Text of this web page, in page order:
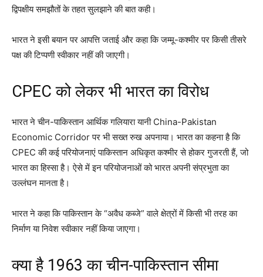
द्विपक्षीय समझौतों के तहत सुलझाने की बात कही।
भारत ने इसी बयान पर आपत्ति जताई और कहा कि जम्मू-कश्मीर पर किसी तीसरे
पक्ष की टिप्पणी स्वीकार नहीं की जाएगी।
CPEC को लेकर भी भारत का विरोध
भारत ने चीन-पाकिस्तान आर्थिक गलियारा यानी China-Pakistan
Economic Corridorपर भी सख्त रुख अपनाया। भारत का कहना है कि
CPEC की कई परियोजनाएं पाकिस्तान अधिकृत कश्मीर से होकर गुजरती हैं, जो
भारत का हिस्सा है। ऐसे में इन परियोजनाओं को भारत अपनी संप्रभुता का
उल्लंघन मानता है।
भारत ने कहा कि पाकिस्तान के “अवैध कब्जे” वाले क्षेत्रों में किसी भी तरह का
निर्माण या निवेश स्वीकार नहीं किया जाएगा।
क्या है 1963 का चीन-पाकिस्तान सीमा